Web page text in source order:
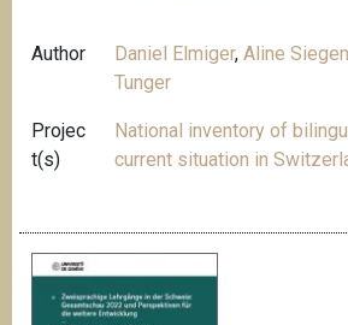
Author Daniel Elmiger,Aline
Tunger
Projec
t(s)
National inventory of
current situation in